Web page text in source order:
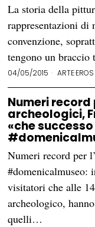
La storia della
rappresentazioni di
convenzione,
tengono un
04/05/2015 ARTE·EROS
Numeri record
archeologici,
«che
Numeri record per
visitatori che alle
archeologico,
quelli…